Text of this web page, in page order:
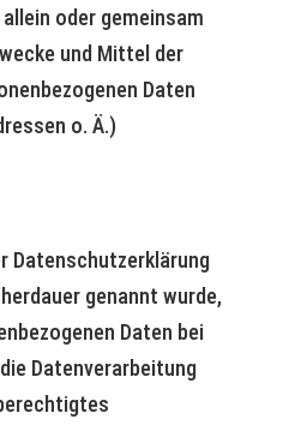
oder gemeinsam
und Mittel der
Daten
o. Ä.)
Datenschutzerklärung
genannt wurde,
Daten bei
Datenverarbeitung